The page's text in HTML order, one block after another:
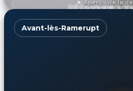
Aperçu de la
DÉCOUVRIR
Avant-lès-Ramerupt